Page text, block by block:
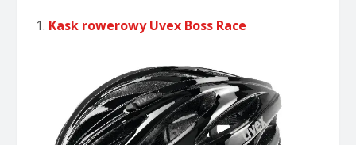
Kask rowerowy Uvex Boss Race